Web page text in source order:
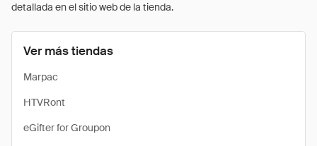
detallada en el sitio web de la tienda.
Ver más tiendas
Marpac
HTVRont
eGifter for Groupon